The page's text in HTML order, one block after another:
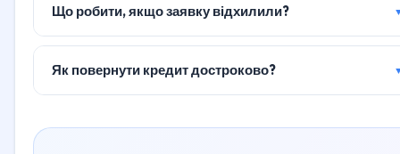
Що робити, якщо заявку відхилили?
Як повернути кредит достроково?